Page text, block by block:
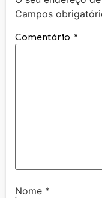
Campos
Comentário *
Nome *